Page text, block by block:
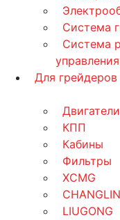
Система
Система
управления
Для грейдеров
Двигатели
КПП
Кабины
Фильтры
XCMG
CHANGLIN
LIUGONG